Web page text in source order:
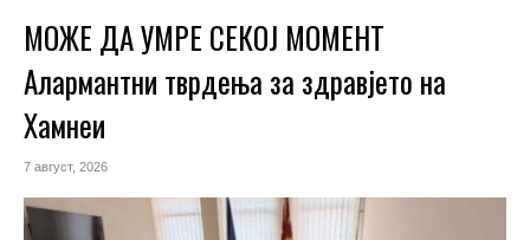
МОЖЕ ДА УМРЕ СЕКОЈ МОМЕНТ
Алармантни тврдења за здравјето на
Хамнеи
7 август, 2026